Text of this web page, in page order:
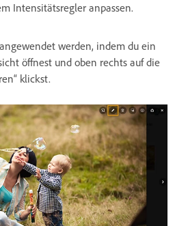
Intensitätsregler anpassen.
werden, indem du ein
öffnest und oben rechts auf die
klickst.